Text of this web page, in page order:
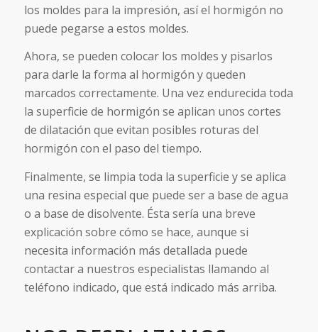
los moldes para la impresión, así el hormigón no
puede pegarse a estos moldes.
Ahora, se pueden colocar los moldes y pisarlos
para darle la forma al hormigón y queden
marcados correctamente. Una vez endurecida toda
la superficie de hormigón se aplican unos cortes
de dilatación que evitan posibles roturas del
hormigón con el paso del tiempo.
Finalmente, se limpia toda la superficie y se aplica
una resina especial que puede ser a base de agua
o a base de disolvente. Ésta sería una breve
explicación sobre cómo se hace, aunque si
necesita información más detallada puede
contactar a nuestros especialistas llamando al
teléfono indicado, que está indicado más arriba.